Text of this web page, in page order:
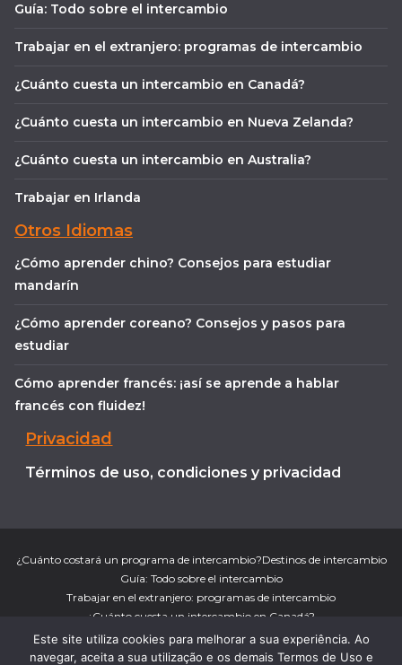
Guía: Todo sobre el intercambio
Trabajar en el extranjero: programas de intercambio
¿Cuánto cuesta un intercambio en Canadá?
¿Cuánto cuesta un intercambio en Nueva Zelanda?
¿Cuánto cuesta un intercambio en Australia?
Trabajar en Irlanda
Otros Idiomas
¿Cómo aprender chino? Consejos para estudiar
mandarín
¿Cómo aprender coreano? Consejos y pasos para
estudiar
Cómo aprender francés: ¡así se aprende a hablar
francés con fluidez!
Privacidad
Términos de uso, condiciones y privacidad
¿Cuánto costará un programa de intercambio?Destinos de intercambio
Guía: Todo sobre el intercambio
Trabajar en el extranjero: programas de intercambio
¿Cuánto cuesta un intercambio en Canadá?
¿Cuánto cuesta un intercambio en Nueva Zelanda?
¿Cuánto cuesta un intercambio en Australia?Trabajar en Irlanda
Este site utiliza cookies para melhorar a sua experiência. Ao
navegar, aceita a sua utilização e os demais Termos de Uso e